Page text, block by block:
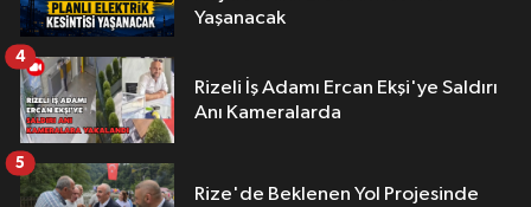
Yaşanacak
Rizeli İş Adamı Ercan Ekşi'ye Saldırı
Anı Kameralarda
4
Rize'de Beklenen Yol Projesinde
5